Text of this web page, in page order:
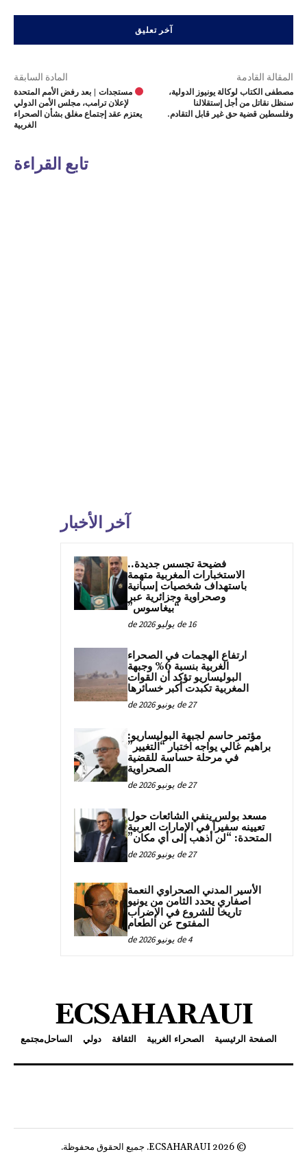
المادة السابقة
مستجدات | بعد رفض الأمم المتحدة
لإعلان ترامب، مجلس الأمن الدولي
يعتزم عقد إجتماع مغلق بشأن الصحراء
الغربية
المقالة القادمة
مصطفى الكتاب لوكالة يونيوز الدولية،
سنظل نقاتل من أجل إستقلالنا
وفلسطين قضية حق غير قابل التقادم.
تابع القراءة
آخر الأخبار
فضيحة تجسس جديدة..
الاستخبارات المغربية متهمة
باستهداف شخصيات إسبانية
وصحراوية وجزائرية عبر
“بيغاسوس”
16 de يوليو de 2026
ارتفاع الهجمات في الصحراء
الغربية بنسبة 6% وجبهة
البوليساريو تؤكد أن القوات
المغربية تكبدت أكبر خسائرها
27 de يونيو de 2026
مؤتمر حاسم لجبهة البوليساريو:
براهيم غالي يواجه اختبار “التغيير”
في مرحلة حساسة للقضية
الصحراوية
27 de يونيو de 2026
مسعد بولس ينفي الشائعات حول
تعيينه سفيراً في الإمارات العربية
المتحدة: “لن أذهب إلى أي مكان”
27 de يونيو de 2026
الأسير المدني الصحراوي النعمة
اصفاري يحدد الثامن من يونيو
تاريخا للشروع في الإضراب
المفتوح عن الطعام
4 de يونيو de 2026
ECSAHARAUI
الصفحة الرئيسية الصحراء الغربية الثقافة دولي الساحلمجتمع
© 2026 ECSAHARAUI. جميع الحقوق محفوظة.